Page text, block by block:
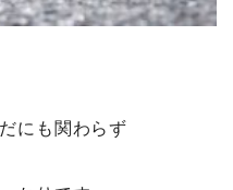
にも関わらず